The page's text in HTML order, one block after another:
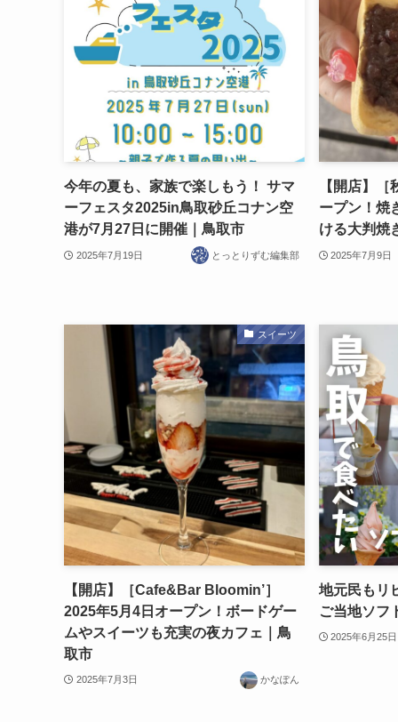
今年の夏も、家族で楽しもう！ サマ
ーフェスタ2025in鳥取砂丘コナン空
港が7月27日に開催｜鳥取市
2025年7月19日 とっとりずむ編集部
【開店】
ープン！焼
ける大判焼
2025年7月9日
スイーツ
【開店】［Cafe&Bar Bloomin’］
2025年5月4日オープン！ボードゲー
ムやスイーツも充実の夜カフェ｜鳥
取市
2025年7月3日 かなぽん
地元民もリ
ご当地ソフ
2025年6月25日